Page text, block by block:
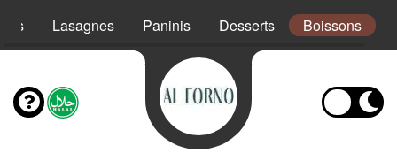
Lasagnes Paninis Desserts Boissons